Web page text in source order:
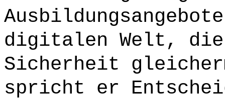
digitalen Welt,
Sicherheit
spricht er